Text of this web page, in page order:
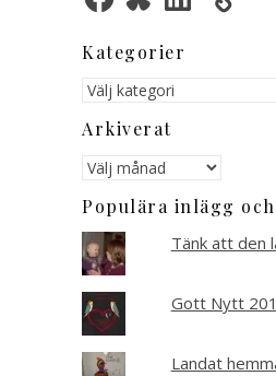
Kategorier
Kategorier
Arkiverat
Arkiverat
Populära inlägg
Tänk att den
Gott Nytt
Landat